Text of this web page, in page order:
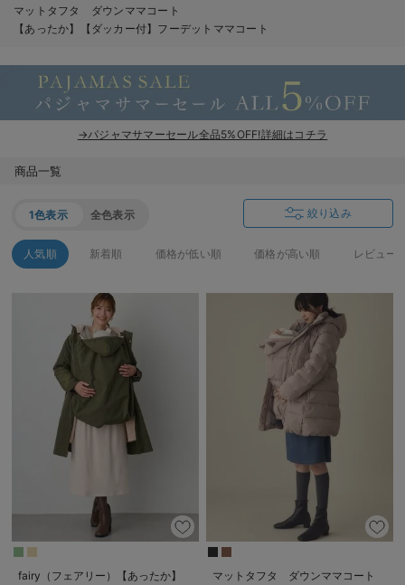
erbaviva（エルバビーバ）
ハレの日に着るANGELIEBEのセレモニー
冬に可愛いニットがお得！
便利な育児家電
保育園・入園準備特集
ファルスカ
デロンギ
入院準備の持ち物チェック
マットタフタ ダウンママコート
【あったか】【ダッカー付】フーデットママコート
→パジャマサマーセール全品5%OFF!詳細はコチラ
商品一覧
1色表示 全色表示 絞り込み
人気順 新着順 価格が低い順 価格が高い順 レビュー
fairy（フェアリー）【あったか】
マットタフタ ダウンママコート